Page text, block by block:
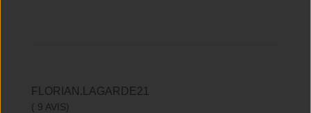
FLORIAN.LAGARDE21
( 9 AVIS)